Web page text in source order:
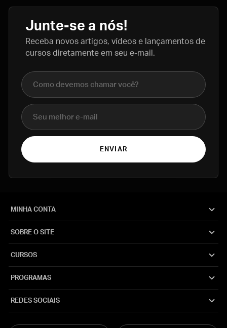
Junte-se a nós!
Receba novos artigos, vídeos e lançamentos de
cursos diretamente em seu e-mail.
Nome completo
E-mail
ENVIAR
MINHA CONTA
SOBRE O SITE
CURSOS
PROGRAMAS
REDES SOCIAIS